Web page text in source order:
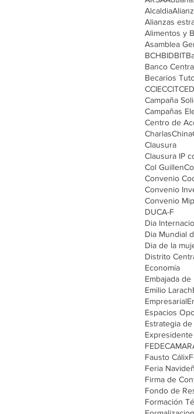
Alcaldia
Alianzas
Alimentos y
Asamblea
BCHBIDBIT
Banco
Becarios
CCIECCIT
Campaña
Campañas
Centro de
CharlasChina
Clausura
Clausura IP
Col Guillen
Convenio
Convenio
DUCA-F
Dia
Dia Mundial
Dia de la
Distrito
Economía
Embajada
Emilio Larach
Empresarial
Espacios
Estrategia
Expresidente
Fausto Cálix
Feria
Firma de
Fondo de
Formación